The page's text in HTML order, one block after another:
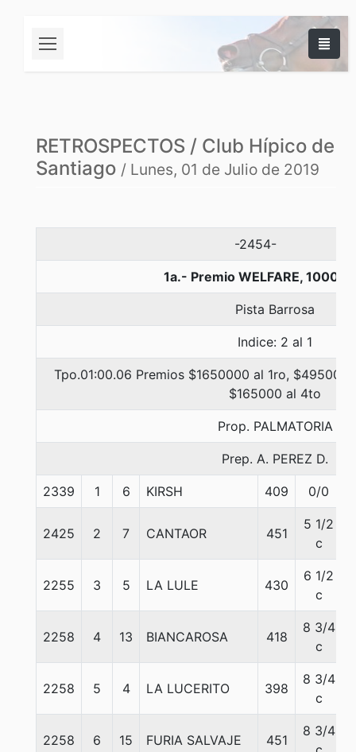
RETROSPECTOS / Club Hípico de
Santiago / Lunes, 01 de Julio de 2019
-2454-
1a.- Premio WELFARE, 1000
Pista Barrosa
Indice: 2 al 1
Tpo.01:00.06 Premios $1650000 al 1ro,
$165000 al 4to
Prop. PALMATORIA
Prep. A. PEREZ D.
2339 1 6 KIRSH 409 0/0
2425 2 7 CANTAOR 451
5 1/2
c
2255 3 5 LA LULE 430
6 1/2
c
2258 4 13 BIANCAROSA 418
8 3/4
c
2258 5 4 LA LUCERITO 398
8 3/4
c
2258 6 15 FURIA SALVAJE 451
8 3/4